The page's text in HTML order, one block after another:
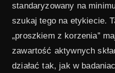
standaryzowany na
szukaj tego na etykiecie.
„proszkiem z korzenia”
zawartość aktywnych
działać tak, jak w